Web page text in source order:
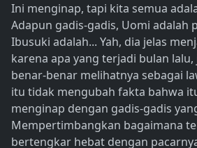
Ini menginap, tapi kita semua
Adapun gadis-gadis, Uomi adalah
Ibusuki adalah... Yah, dia jelas
karena apa yang terjadi bulan
benar-benar melihatnya sebagai
itu tidak mengubah fakta bahwa
menginap dengan gadis-gadis
Mempertimbangkan bagaimana
bertengkar hebat dengan